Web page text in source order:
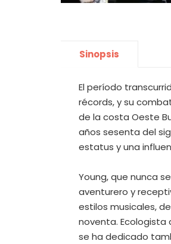
Sinopsis
El período
récords, y su
de la costa Oeste
años sesenta del
estatus y una
Young, que nunca
aventurero y
estilos musicales,
noventa. Ecologista
se ha dedicado